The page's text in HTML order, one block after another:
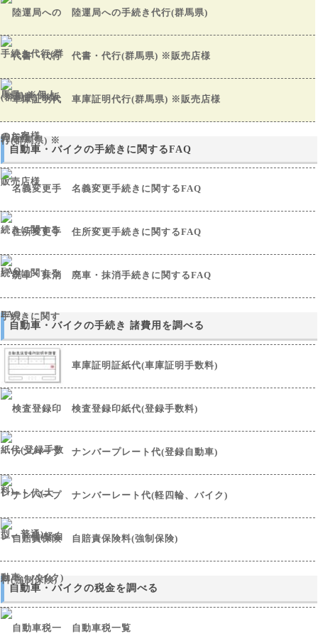
陸運局への手続き代行(群馬県)
代書・代行(群馬県) ※販売店様
車庫証明代行(群馬県) ※販売店様
自動車・バイクの手続きに関するFAQ
名義変更手続きに関するFAQ
住所変更手続きに関するFAQ
廃車・抹消手続きに関するFAQ
自動車・バイクの手続き 諸費用を調べる
車庫証明証紙代(車庫証明手数料)
検査登録印紙代(登録手数料)
ナンバープレート代(登録自動車)
ナンバーレート代(軽四輪、バイク)
自賠責保険料(強制保険)
自動車・バイクの税金を調べる
自動車税一覧